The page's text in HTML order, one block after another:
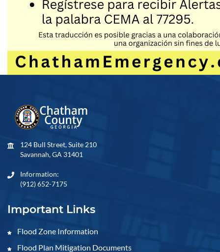
124 Bull Street, Suite 210
Savannah, GA 31401
Information:
(912) 652-7175
Important Links
Flood Zone Information
Flood Plan Mitigation Documents